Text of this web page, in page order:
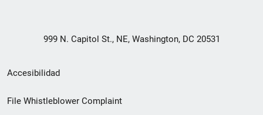
999 N. Capitol St., NE, Washington, DC 20531
Menú
de
Accesibilidad
File Whistleblower Complaint